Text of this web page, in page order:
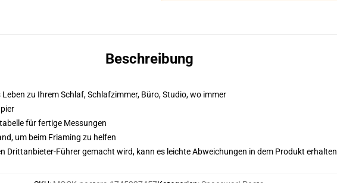
Beschreibung
zu Ihrem Schlaf, Schlafzimmer, Büro, Studio, wo immer
für fertige Messungen
um beim Friaming zu helfen
Drittanbieter-Führer gemacht wird, kann es leichte Abweichungen in dem Produkt erhalten